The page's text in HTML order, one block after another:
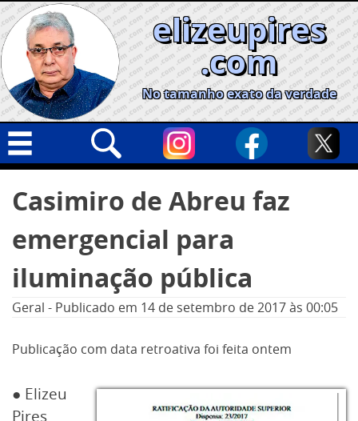
Skip
to
content
elizeupires
.com
No tamanho exato da verdade
Geral
Cidades
Política
Informe especial
por:
Casimiro de Abreu faz
emergencial para
iluminação pública
Geral - Publicado em 14 de setembro de 2017às 00:05
Publicação com data retroativa foi feita ontem
● Elizeu
Pires